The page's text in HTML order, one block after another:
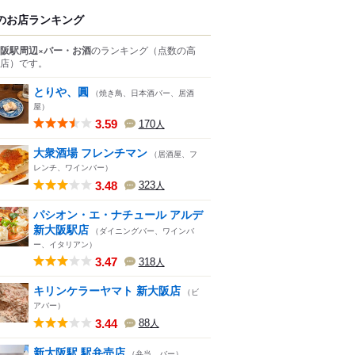
お店ランキング
駅周辺×バー・お酒のランキング （点数の高
） です。
とりや、圓 （焼き鳥、日本酒バー、居酒
屋）
3.59 170人
大衆酒場 フレンチマン （居酒屋、フ
レンチ、ワインバー）
3.48 323人
パシオン・エ・ナチュール アルデ
新大阪駅店 （ダイニングバー、ワインバ
ー、イタリアン）
3.47 318人
キリンケラーヤマト 新大阪店 （ビ
アバー）
3.44 88人
新大阪駅 駅弁売店